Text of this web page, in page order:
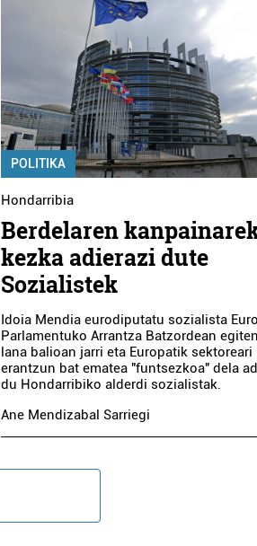
POLITIKA
Hondarribia
Berdelaren
kezka adierazi dute
Sozialistek
Idoia Mendia eurodiputatu sozialista
Parlamentuko Arrantza Batzordean
lana balioan jarri eta Europatik sektoreari
erantzun bat ematea "funtsezkoa" dela
du Hondarribiko alderdi sozialistak.
Ane Mendizabal Sarriegi